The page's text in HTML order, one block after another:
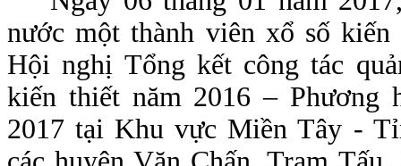
nước một thành viên xổ số
Hội nghị Tổng kết công tác
kiến thiết năm 2016 – Phương
2017 tại Khu vực Miền Tây -